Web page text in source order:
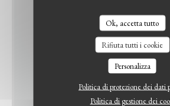
Ok, accetta tutto
Rifiuta tutti i cookie
Personalizza
Politica di protezione dei dati
Politica di gestione dei
PRATICHE
CUCINA
Dell'est, , Libanese